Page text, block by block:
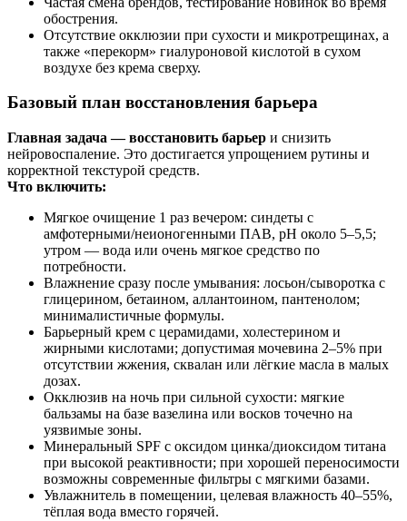
обострения.
Отсутствие окклюзии при сухости и микротрещинах, а
также «перекорм» гиалуроновой кислотой в сухом
воздухе без крема сверху.
Базовый план восстановления барьера
Главная задача — восстановить барьер и снизить
нейровоспаление. Это достигается упрощением рутины и
корректной текстурой средств.
Что включить:
Мягкое очищение 1 раз вечером: синдеты с
амфотерными/неионогенными ПАВ, pH около 5–5,5;
утром — вода или очень мягкое средство по
потребности.
Влажнение сразу после умывания: лосьон/сыворотка с
глицерином, бетаином, аллантоином, пантенолом;
минималистичные формулы.
Барьерный крем с церамидами, холестерином и
жирными кислотами; допустимая мочевина 2–5% при
отсутствии жжения, сквалан или лёгкие масла в малых
дозах.
Окклюзив на ночь при сильной сухости: мягкие
бальзамы на базе вазелина или восков точечно на
уязвимые зоны.
Минеральный SPF с оксидом цинка/диоксидом титана
при высокой реактивности; при хорошей переносимости
возможны современные фильтры с мягкими базами.
Увлажнитель в помещении, целевая влажность 40–55%,
тёплая вода вместо горячей.